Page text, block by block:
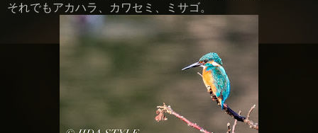
それでもアカハラ、カワセミ、ミサゴ。